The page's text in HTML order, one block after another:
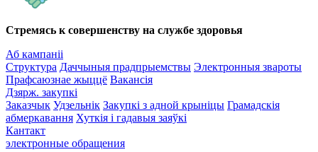
Стремясь к совершенству на службе здоровья
Аб кампаніі
Структура Даччыныя прадпрыемствы Электронныя звароты
Прафсаюзнае жыццё Вакансія
Дзярж. закупкі
Заказчык Удзельнік Закупкі з адной крыніцы Грамадскія
абмеркавання Хуткія і гадавыя заяўкі
Кантакт
электронные обращения